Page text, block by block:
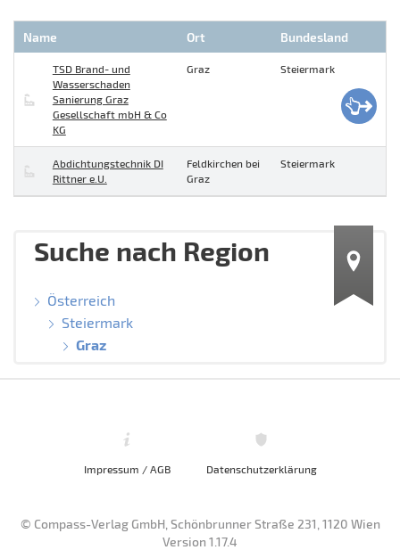
Name Ort Bundesland
TSD Brand- und
Wasserschaden
Sanierung Graz
Gesellschaft mbH & Co
KG
Graz Steiermark
Abdichtungstechnik DI
Rittner e.U.
Feldkirchen bei
Graz
Steiermark
Suche nach Region
Österreich
Steiermark
Graz
Impressum / AGB Datenschutzerklärung
© Compass-Verlag GmbH, Schönbrunner Straße 231, 1120 Wien
Version 1.17.4